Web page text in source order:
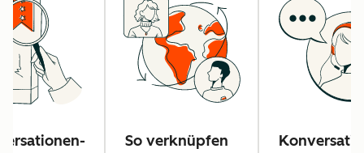
So verknüpfen